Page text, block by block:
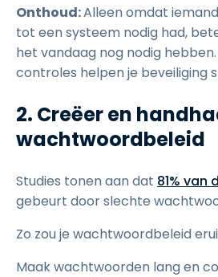
Onthoud:Alleen omdat
tot een systeem nodig had,
het vandaag nog nodig
controles helpen je beveiliging
2. Creëer en
wachtwoordbeleid
Studies tonen aan dat 81% van
gebeurt door slechte
Zo zou je wachtwoordbeleid
Maak wachtwoorden lang en